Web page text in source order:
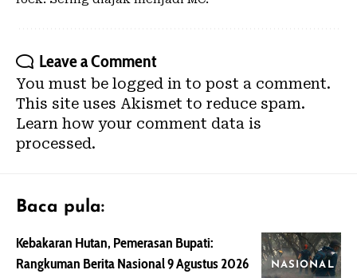
Leave a Comment
You must be logged in to post a comment.
This site uses Akismet to reduce spam.
Learn how your comment data is
processed.
Baca pula:
NASIONAL
Kebakaran Hutan, Pemerasan Bupati:
Rangkuman Berita Nasional 9 Agustus 2026